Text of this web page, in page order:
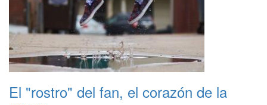
El "rostro" del fan, el corazón de la